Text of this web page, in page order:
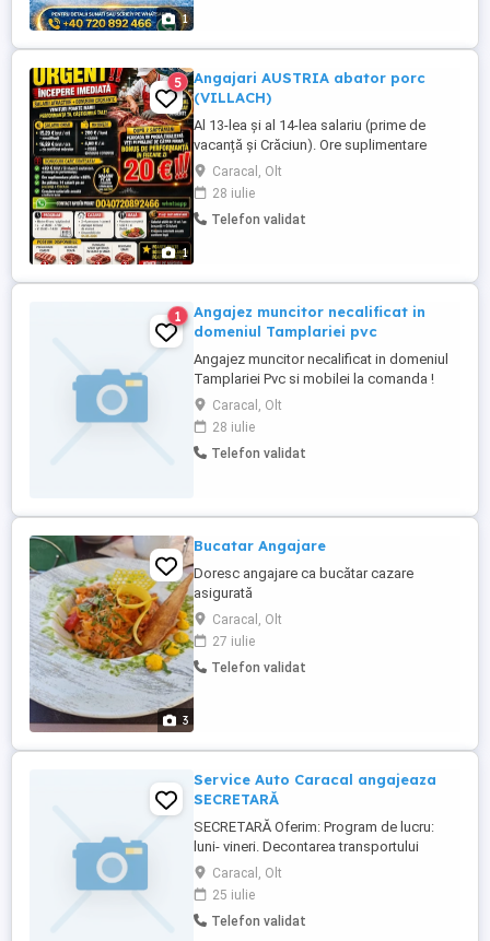
1
1
5
Angajari AUSTRIA abator porc
(VILLACH)
Al 13-lea și al 14-lea salariu (prime de
vacanță și Crăciun). Ore suplimentare
plătite extra. Contract de muncă austriac,
măriri salariale anuale. CONDIȚII: Cazare
asigurată: 2-4 persoane în cameră
(aproape de fabrică). Masă asigurată mic
Caracal, Olt
28 iulie
Telefon validat
1
Angajez muncitor necalificat in
domeniul Tamplariei pvc
Angajez muncitor necalificat in domeniul
Tamplariei Pvc si mobilei la comanda !
Cerinte: -Experienta in domeniu constituie
un avantaj: -Abilitatea de a lucra in echipa -
Posesor permis categoria. Oferim: -Pachet
salarial atractiv: -Contract de munca pe
Caracal, Olt
28 iulie
Telefon validat
3
Bucatar Angajare
Doresc angajare ca bucătar cazare
asigurată
Caracal, Olt
27 iulie
Telefon validat
Service Auto Caracal angajeaza
SECRETARĂ
SECRETARĂ Oferim: Program de lucru:
luni- vineri. Decontarea transportului
pentru persoanele care locuiesc la o
distanță mai mare de 25 km de Caracal.
Salariul se negociază în cadrul interviului.
Relații la telefon:
Caracal, Olt
25 iulie
Telefon validat